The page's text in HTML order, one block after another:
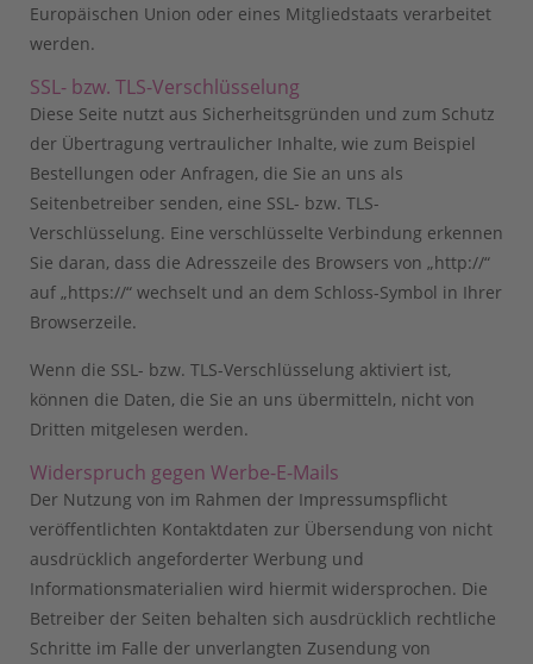
Europäischen Union oder eines Mitgliedstaats verarbeitet
werden.
SSL- bzw. TLS-Verschlüsselung
Diese Seite nutzt aus Sicherheitsgründen und zum Schutz
der Übertragung vertraulicher Inhalte, wie zum Beispiel
Bestellungen oder Anfragen, die Sie an uns als
Seitenbetreiber senden, eine SSL- bzw. TLS-
Verschlüsselung. Eine verschlüsselte Verbindung erkennen
Sie daran, dass die Adresszeile des Browsers von „http://“
auf „https://“ wechselt und an dem Schloss-Symbol in Ihrer
Browserzeile.
Wenn die SSL- bzw. TLS-Verschlüsselung aktiviert ist,
können die Daten, die Sie an uns übermitteln, nicht von
Dritten mitgelesen werden.
Widerspruch gegen Werbe-E-Mails
Der Nutzung von im Rahmen der Impressumspflicht
veröffentlichten Kontaktdaten zur Übersendung von nicht
ausdrücklich angeforderter Werbung und
Informationsmaterialien wird hiermit widersprochen. Die
Betreiber der Seiten behalten sich ausdrücklich rechtliche
Schritte im Falle der unverlangten Zusendung von